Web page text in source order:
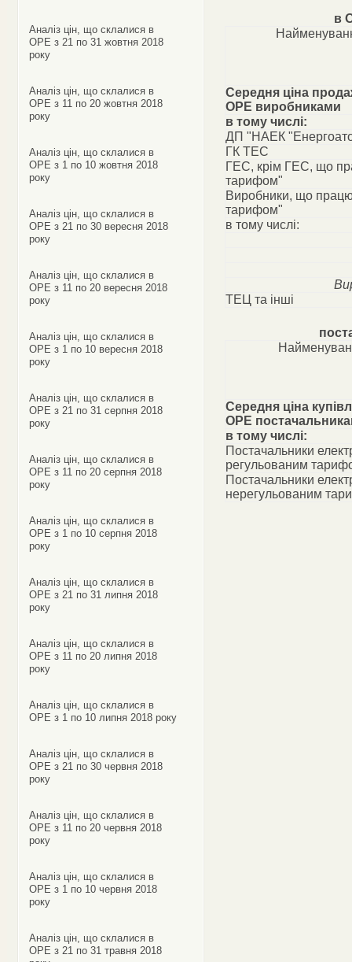
Аналіз цін, що склалися в
ОРЕ з 21 по 31 жовтня 2018
року
Аналіз цін, що склалися в
ОРЕ з 11 по 20 жовтня 2018
року
Аналіз цін, що склалися в
ОРЕ з 1 по 10 жовтня 2018
року
Аналіз цін, що склалися в
ОРЕ з 21 по 30 вересня 2018
року
Аналіз цін, що склалися в
ОРЕ з 11 по 20 вересня 2018
року
Аналіз цін, що склалися в
ОРЕ з 1 по 10 вересня 2018
року
Аналіз цін, що склалися в
ОРЕ з 21 по 31 серпня 2018
року
Аналіз цін, що склалися в
ОРЕ з 11 по 20 серпня 2018
року
Аналіз цін, що склалися в
ОРЕ з 1 по 10 серпня 2018
року
Аналіз цін, що склалися в
ОРЕ з 21 по 31 липня 2018
року
Аналіз цін, що склалися в
ОРЕ з 11 по 20 липня 2018
року
Аналіз цін, що склалися в
ОРЕ з 1 по 10 липня 2018 року
Аналіз цін, що склалися в
ОРЕ з 21 по 30 червня 2018
року
Аналіз цін, що склалися в
ОРЕ з 11 по 20 червня 2018
року
Аналіз цін, що склалися в
ОРЕ з 1 по 10 червня 2018
року
Аналіз цін, що склалися в
ОРЕ з 21 по 31 травня 2018
в
Середня ціна
ОРЕ виробниками
в тому числі:
ДП "НАЕК
ГК ТЕС
ГЕС, крім ГЕС, що
тарифом"
Виробники, що
тарифом"
в тому числі:
ТЕЦ та інші
Середня ціна
ОРЕ
в тому числі:
Постачальники
регульованим
Постачальники
нерегульованим